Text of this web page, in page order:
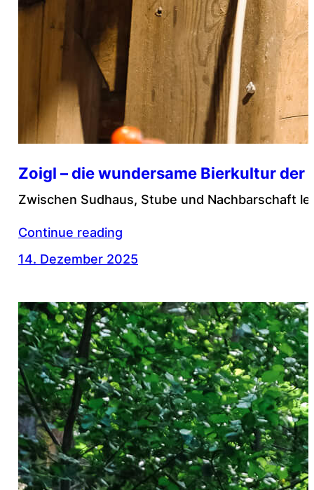
Zoigl – die wundersame Bierkultur der
Zwischen Sudhaus, Stube und Nachbarschaft
Continue reading
14. Dezember 2025